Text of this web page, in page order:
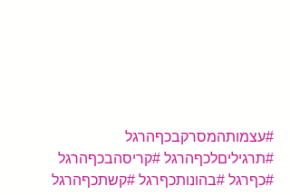
#עצמותהמסרקבכףהרגל
#תרגיליםלכףהרגל #קריסהבכףהרגל
#כףרגל #בהונותכףרגל #קשתכףהרגל